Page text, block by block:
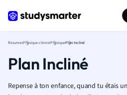
ResumesPhysique-chimiePhysiquePlan Incliné
Plan Incliné
Repense à ton enfance, quand tu étais